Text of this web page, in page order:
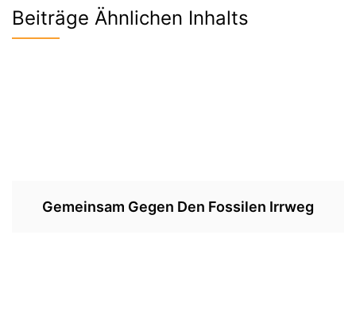
Beiträge Ähnlichen Inhalts
Gemeinsam Gegen Den Fossilen Irrweg